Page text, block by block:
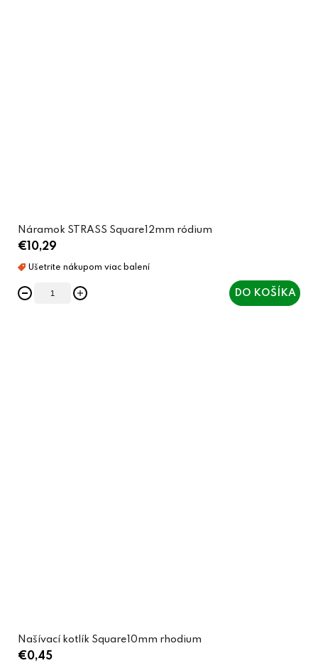
Náramok STRASS Square12mm ródium
€10,29
DO KOŠÍKA
Našívací kotlík Square10mm rhodium
€0,45